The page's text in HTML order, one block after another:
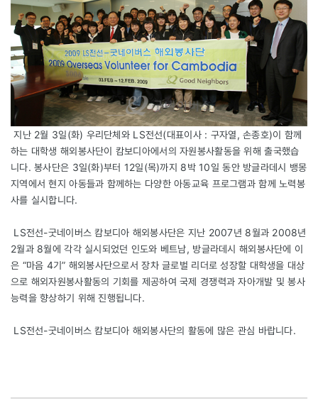
지난 2월 3일(화) 우리단체와 LS전선(대표이사 : 구자열, 손종호)이 함께
하는 대학생 해외봉사단이 캄보디아에서의 자원봉사활동을 위해 출국했습
니다. 봉사단은 3일(화)부터 12일(목)까지 8박 10일 동안 방글라데시 뱅몽
지역에서 현지 아동들과 함께하는 다양한 아동교육 프로그램과 함께 노력봉
사를 실시합니다.
LS전선-굿네이버스 캄보디아 해외봉사단은 지난 2007년 8월과 2008년
2월과 8월에 각각 실시되었던 인도와 베트남, 방글라데시 해외봉사단에 이
은 “마음 4기” 해외봉사단으로서 장차 글로벌 리더로 성장할 대학생을 대상
으로 해외자원봉사활동의 기회를 제공하여 국제 경쟁력과 자아개발 및 봉사
능력을 향상하기 위해 진행됩니다.
LS전선-굿네이버스 캄보디아 해외봉사단의 활동에 많은 관심 바랍니다.